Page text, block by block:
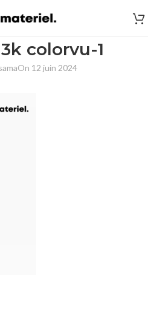
colorvu-1
On 12 juin 2024